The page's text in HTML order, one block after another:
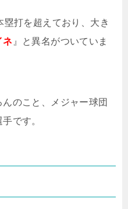
打を超えており、大き
ネ 』と異名がついていま
のこと、メジャー球団
です。